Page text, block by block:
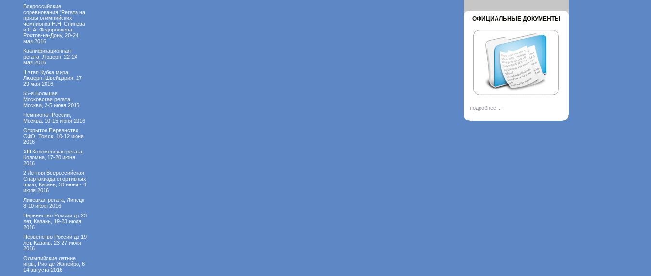
Всероссийские
соревнования "Регата на
призы олимпийских
чемпионов Н.Н. Спинева
и С.А. Федоровцева,
Ростов-на-Дону, 20-24
мая 2016
Квалификационная
регата, Люцерн, 22-24
мая 2016
II этап Кубка мира,
Люцерн, Швейцария, 27-
29 мая 2016
55-я Большая
Московская регата,
Москва, 2-5 июня 2016
Чемпионат России,
Москва, 10-15 июня 2016
Открытое Первенство
СФО, Томск, 10-12 июня
2016
XIII Коломенская регата,
Коломна, 17-20 июня
2016
2 Летняя Всероссийская
Спартакиада спортивных
школ, Казань, 30 июня - 4
июля 2016
Липецкая регата, Липецк,
8-10 июля 2016
Первенство России до 23
лет, Казань, 19-23 июля
2016
Первенство России до 19
лет, Казань, 23-27 июля
2016
Олимпийские летние
игры, Рио-де-Жанейро, 6-
14 августа 2016
ОФИЦИАЛЬНЫЕ ДОКУМЕНТЫ
подробнее ...